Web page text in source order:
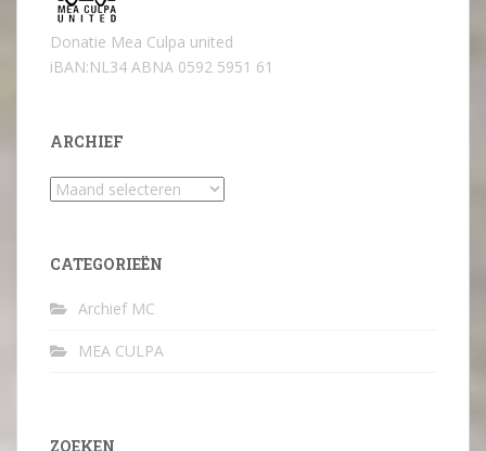
Donatie Mea Culpa united
iBAN:NL34 ABNA 0592 5951 61
ARCHIEF
Archief
CATEGORIEËN
Archief MC
MEA CULPA
ZOEKEN